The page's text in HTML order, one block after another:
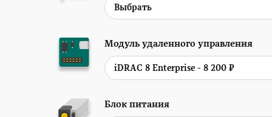
Модуль удаленного управления
Блок питания